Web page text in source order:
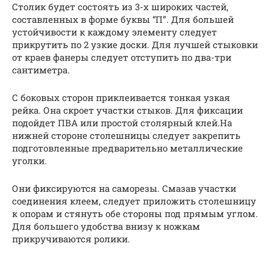
Столик будет состоять из 3-х широких частей,
составленных в форме буквы “П”. Для большей
устойчивости к каждому элементу следует
прикрутить по 2 узкие доски. Для лучшей стыковки
от краев фанеры следует отступить по два-три
сантиметра.
С боковых сторон приклеивается тонкая узкая
рейка. Она скроет участки стыков. Для фиксации
подойдет ПВА или простой столярный клей.На
нижней стороне столешницы следует закрепить
подготовленные предварительно металлические
уголки.
Они фиксируются на саморезы. Смазав участки
соединения клеем, следует приложить столешницу
к опорам и стянуть обе стороны под прямым углом.
Для большего удобства внизу к ножкам
прикручиваются ролики.